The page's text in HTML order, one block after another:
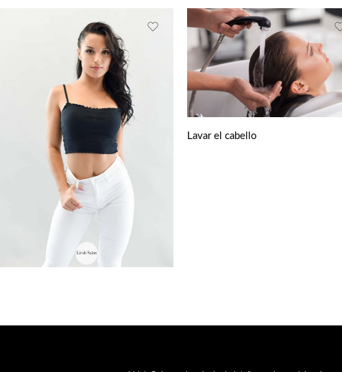
Lavar el cabello